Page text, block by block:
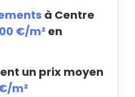
à Centre
€/m² en
un prix moyen
m²